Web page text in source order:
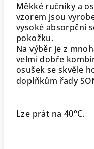
Měkké ručníky a
vzorem jsou
vysoké absorpční
pokožku.
Na výběr je z
velmi dobře
osušek se skvěle
doplňkům řady
Lze prát na 40°C.